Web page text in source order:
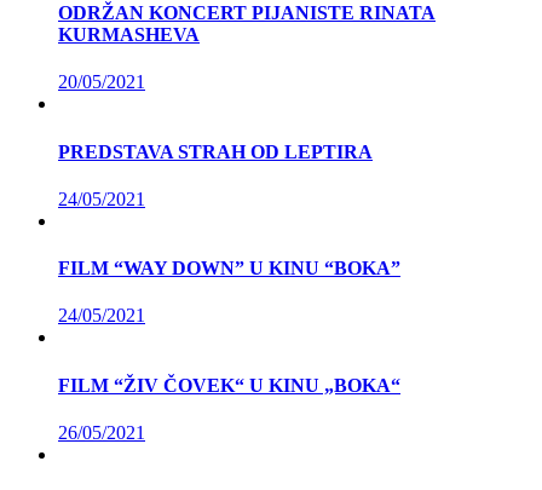
ODRŽAN KONCERT PIJANISTE RINATA
KURMASHEVA
20/05/2021
PREDSTAVA STRAH OD LEPTIRA
24/05/2021
FILM “WAY DOWN” U KINU “BOKA”
24/05/2021
FILM “ŽIV ČOVEK“ U KINU „BOKA“
26/05/2021